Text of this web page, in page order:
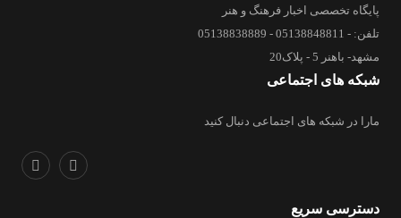
پایگاه تخصصی اخبار فرهنگ و هنر
تلفن: - 05138848811 - 05138838889
مشهد- باهنر 5 - پلاک20
شبکه های اجتماعی
مارا در شبکه های اجتماعی دنبال کنید
دسترسی سریع